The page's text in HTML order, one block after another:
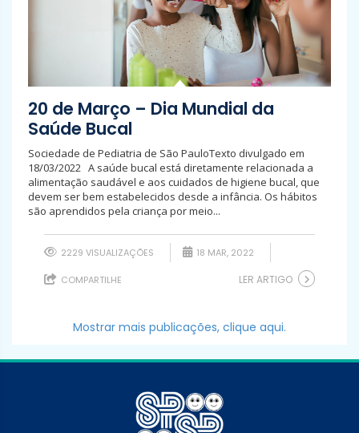
20 de Março – Dia Mundial da
Saúde Bucal
Sociedade de Pediatria de São PauloTexto divulgado em
18/03/2022 A saúde bucal está diretamente relacionada a
alimentação saudável e aos cuidados de higiene bucal, que
devem ser bem estabelecidos desde a infância. Os hábitos
são aprendidos pela criança por meio...
2229 VISUALIZAÇÕES 18 MAR, 2022
COMPARTILHE LER ARTIGO
Mostrar mais publicações, clique aqui.